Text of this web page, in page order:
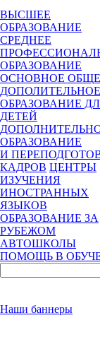
ВЫСШЕЕ
ОБРАЗОВАНИЕ
СРЕДНЕЕ
ОБРАЗОВАНИЕ
ОСНОВНОЕ
ДОПОЛИТЕЛЬНОЕ
ОБРАЗОВАНИЕ
ДЕТЕЙ
ОБРАЗОВАНИЕ
И
КАДРОВ ЦЕНТРЫ
ИЗУЧЕНИЯ
ИНОСТРАННЫХ
ЯЗЫКОВ
ОБРАЗОВАНИЕ ЗА
РУБЕЖОМ
АВТОШКОЛЫ
ПОМОЩЬ В
Наши баннеры